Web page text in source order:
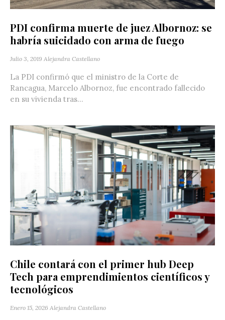
PDI confirma muerte de juez Albornoz: se
habría suicidado con arma de fuego
Julio 3, 2019 Alejandra Castellano
La PDI confirmó que el ministro de la Corte de
Rancagua, Marcelo Albornoz, fue encontrado fallecido
en su vivienda tras...
Chile contará con el primer hub Deep
Tech para emprendimientos científicos y
tecnológicos
Enero 15, 2026 Alejandra Castellano